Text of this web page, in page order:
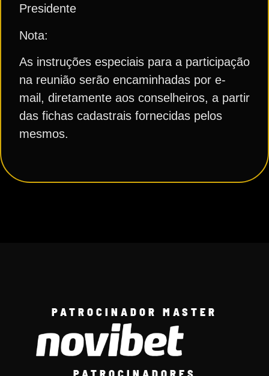
Presidente
Nota:
As instruções especiais para a participação
na reunião serão encaminhadas por e-
mail, diretamente aos conselheiros, a partir
das fichas cadastrais fornecidas pelos
mesmos.
PATROCINADOR MASTER